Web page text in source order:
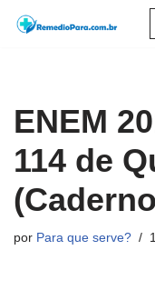
conteúdo
ENEM
114 de
por Para que serve?